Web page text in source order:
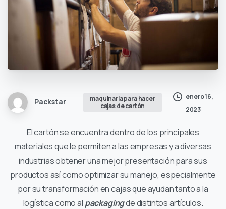
Packstar
maquinaria para hacer
cajas de cartón
enero 16,
2023
El cartón se encuentra dentro de los principales
materiales que le permiten a las empresas y a diversas
industrias obtener una mejor presentación para sus
productos así como optimizar su manejo, especialmente
por su transformación en cajas que ayudan tanto a la
logística como al packagingde distintos artículos.